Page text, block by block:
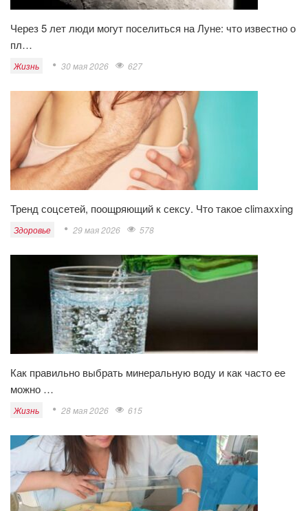
Через 5 лет люди могут поселиться на Луне: что известно о
пл…
Жизнь 30 мая 2026 627
Тренд соцсетей, поощряющий к сексу. Что такое climaxxing
Здоровье 29 мая 2026 578
Как правильно выбрать минеральную воду и как часто ее
можно …
Жизнь 28 мая 2026 615